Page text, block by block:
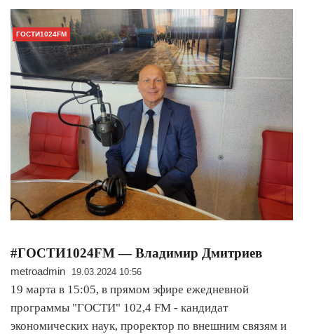
ГОСТИ1024FM
#ГОСТИ1024FM — Владимир Дмитриев
metroadmin 19.03.2024 10:56
19 марта в 15:05, в прямом эфире ежедневной
программы "ГОСТИ" 102,4 FM - кандидат
экономических наук, проректор по внешним связям и